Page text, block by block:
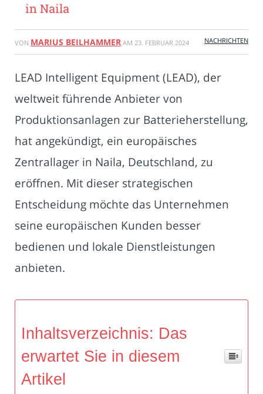
in Naila
VON MARIUS BEILHAMMER AM 23. FEBRUAR 2024 NACHRICHTEN
LEAD Intelligent Equipment (LEAD), der
weltweit führende Anbieter von
Produktionsanlagen zur Batterieherstellung,
hat angekündigt, ein europäisches
Zentrallager in Naila, Deutschland, zu
eröffnen. Mit dieser strategischen
Entscheidung möchte das Unternehmen
seine europäischen Kunden besser
bedienen und lokale Dienstleistungen
anbieten.
Inhaltsverzeichnis: Das
erwartet Sie in diesem
Artikel